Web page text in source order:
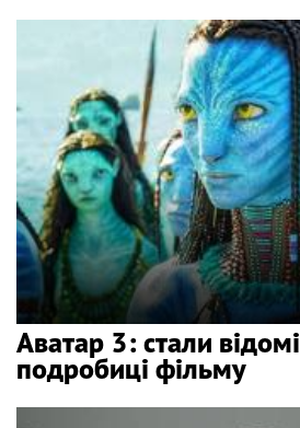
Аватар 3: стали відомі
подробиці фільму